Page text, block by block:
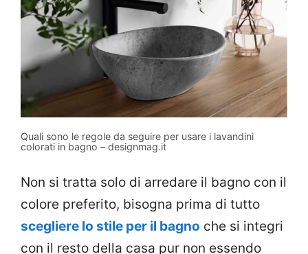
Quali sono le regole da seguire per usare i lavandini
colorati in bagno – designmag.it
Non si tratta solo di arredare il bagno con il
colore preferito, bisogna prima di tutto
scegliere lo stile per il bagno che si integri
con il resto della casa pur non essendo